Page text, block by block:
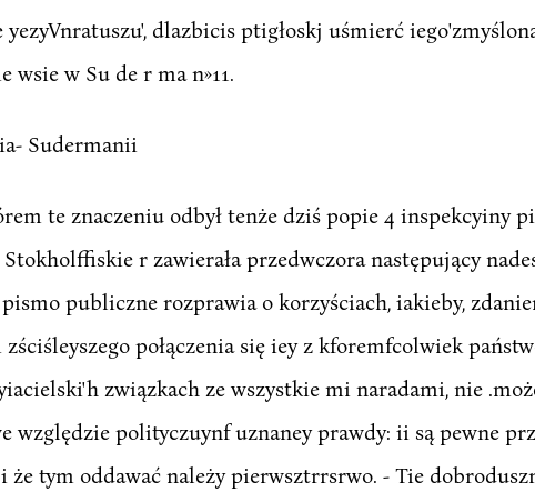
dlazbicis ptigłoskj uśmierć
wsie w Su de r ma n»11.
Sudermanii
te znaczeniu odbył tenże dziś popie 4 inspekcyiny
r zawierała przedwczora następujący
publiczne rozprawia o korzyściach, iakieby,
połączenia się iey z kforemfcolwiek
związkach ze wszystkie mi naradami, nie
względzie polityczuynf uznaney prawdy: ii są pewne
że tym oddawać należy pierwsztrrsrwo. - Tie